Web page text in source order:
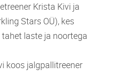
Krista Kivi ja
Stars OÜ), kes
laste ja noortega
koos jalgpallitreener